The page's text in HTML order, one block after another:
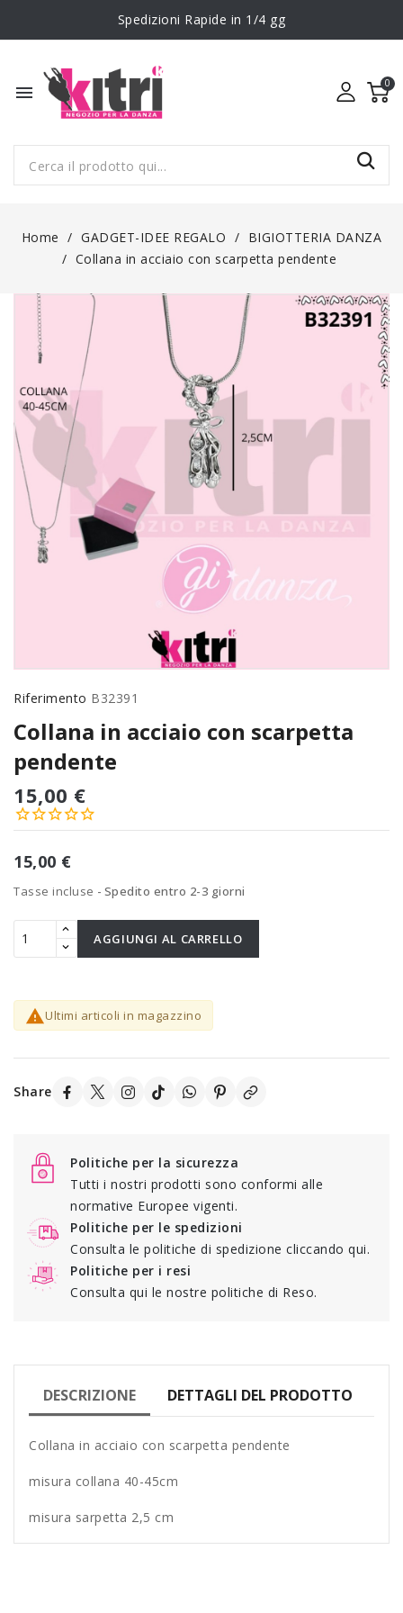
Spedizioni Rapide in 1/4 gg
menu
Home GADGET-IDEE REGALO
BIGIOTTERIA DANZA
Collana in acciaio con scarpetta pendente
Riferimento B32391
Collana in acciaio con scarpetta
pendente
15,00 €
15,00 €
Tasse incluse Spedito entro 2-3 giorni
AGGIUNGI AL CARRELLO
Ultimi articoli in magazzino
Share
Politiche per la sicurezza
Tutti i nostri prodotti sono conformi alle
normative Europee vigenti.
Politiche per le spedizioni
Consulta le politiche di spedizione cliccando qui.
Politiche per i resi
Consulta qui le nostre politiche di Reso.
DESCRIZIONE DETTAGLI DEL PRODOTTO
Collana in acciaio con scarpetta pendente
misura collana 40-45cm
misura sarpetta 2,5 cm